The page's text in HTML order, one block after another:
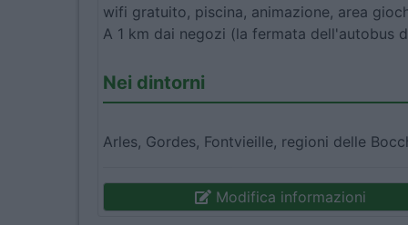
wifi gratuito, piscina, animazione, area
A 1 km dai negozi (la fermata dell'autobus
Nei dintorni
Arles, Gordes, Fontvieille, regioni delle
Modifica informazioni